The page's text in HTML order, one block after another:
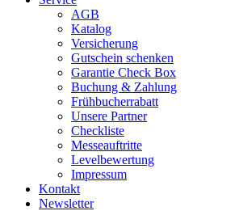
AGB
Katalog
Versicherung
Gutschein schenken
Garantie Check Box
Buchung & Zahlung
Frühbucherrabatt
Unsere Partner
Checkliste
Messeauftritte
Levelbewertung
Impressum
Kontakt
Newsletter